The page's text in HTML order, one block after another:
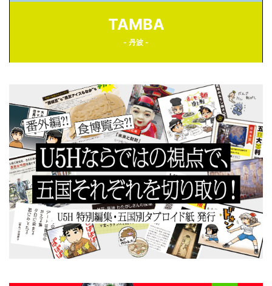
TAMBA
- 丹波 -